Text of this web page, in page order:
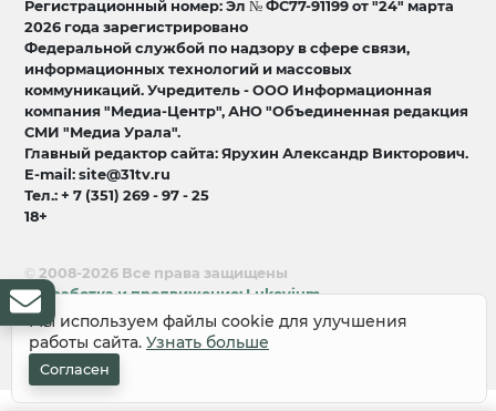
Регистрационный номер: Эл № ФС77-91199 от "24" марта
2026 года зарегистрировано
Федеральной службой по надзору в сфере связи,
информационных технологий и массовых
коммуникаций. Учредитель - ООО Информационная
компания "Медиа-Центр", АНО "Объединенная редакция
СМИ "Медиа Урала".
Главный редактор сайта: Ярухин Александр Викторович.
E-mail: site@31tv.ru
Тел.: + 7 (351) 269 - 97 - 25
18+
© 2008-2026 Все права защищены
разработка и продвижение:Lukevium
Мы используем файлы cookie для улучшения
работы сайта. Узнать больше
Согласен